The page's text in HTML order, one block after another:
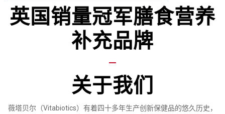
英国销量冠军膳食营养
补充品牌
—
关于我们
薇塔贝尔（Vitabiotics）有着四十多年生产创新保健品的悠久历史，